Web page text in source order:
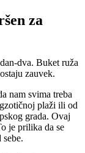
za
dva. Buket ruža
zauvek.
nam svima treba
plaži ili od
grada. Ovaj
je prilika da se